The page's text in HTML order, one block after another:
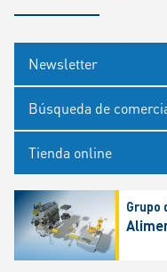
Newsletter
Búsqueda de
Tienda online
Grupo